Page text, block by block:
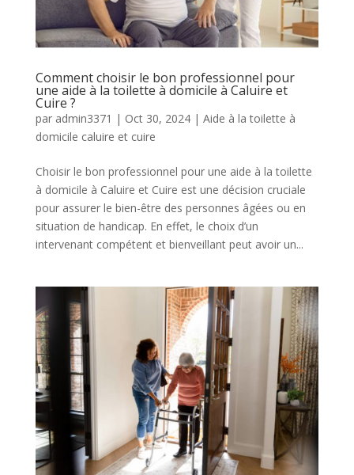
Comment choisir le bon professionnel pour
une aide à la toilette à domicile à Caluire et
Cuire ?
par admin3371 | Oct 30, 2024| Aide à la toilette à
domicile caluire et cuire
Choisir le bon professionnel pour une aide à la toilette
à domicile à Caluire et Cuire est une décision cruciale
pour assurer le bien-être des personnes âgées ou en
situation de handicap. En effet, le choix d’un
intervenant compétent et bienveillant peut avoir un...